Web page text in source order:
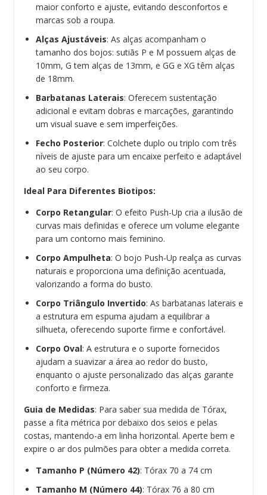
maior conforto e ajuste, evitando desconfortos e
marcas sob a roupa.
Alças Ajustáveis: As alças acompanham o
tamanho dos bojos: sutiãs P e M possuem alças de
10mm, G tem alças de 13mm, e GG e XG têm alças
de 18mm.
Barbatanas Laterais: Oferecem sustentação
adicional e evitam dobras e marcações, garantindo
um visual suave e sem imperfeições.
Fecho Posterior: Colchete duplo ou triplo com três
níveis de ajuste para um encaixe perfeito e adaptável
ao seu corpo.
Ideal Para Diferentes Biotipos:
Corpo Retangular: O efeito Push-Up cria a ilusão de
curvas mais definidas e oferece um volume elegante
para um contorno mais feminino.
Corpo Ampulheta: O bojo Push-Up realça as curvas
naturais e proporciona uma definição acentuada,
valorizando a forma do busto.
Corpo Triângulo Invertido: As barbatanas laterais e
a estrutura em espuma ajudam a equilibrar a
silhueta, oferecendo suporte firme e confortável.
Corpo Oval: A estrutura e o suporte fornecidos
ajudam a suavizar a área ao redor do busto,
enquanto o ajuste personalizado das alças garante
conforto e firmeza.
Guia de Medidas: Para saber sua medida de Tórax,
passe a fita métrica por debaixo dos seios e pelas
costas, mantendo-a em linha horizontal. Aperte bem e
expire o ar dos pulmões para obter a medida correta.
Tamanho P (Número 42): Tórax 70 a 74 cm
Tamanho M (Número 44): Tórax 76 a 80 cm